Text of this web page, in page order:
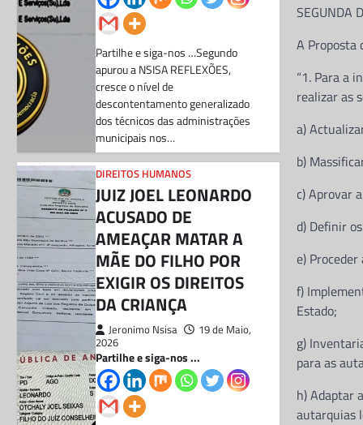
SEGUNDA
A Proposta
“1. Para a
realizar as
a)
b)
c) Aprovar
d) Definir
e)
f)
Estado;
g)
para as
h) Adaptar
autarquias
Partilhe e siga-nos …Segundo
apurou a NSISA REFLEXÕES,
cresce o nível de
descontentamento generalizado
dos técnicos das administrações
municipais nos…
DIREITOS HUMANOS
JUIZ JOEL LEONARDO
ACUSADO DE
AMEAÇAR MATAR A
MÃE DO FILHO POR
EXIGIR OS DIREITOS
DA CRIANÇA
Jeronimo Nsisa
19 de Maio,
2026
Partilhe e siga-nos ...